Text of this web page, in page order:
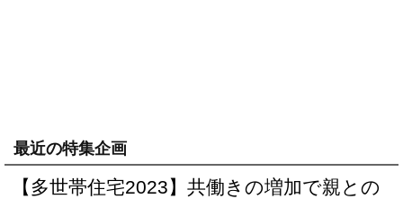
最近の特集企画
【多世帯住宅2023】共働きの増加で親との